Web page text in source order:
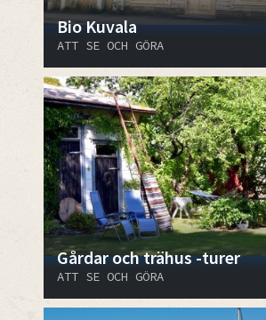
Bio Kuvala
ATT SE OCH GÖRA
Gårdar och trähus -turer
ATT SE OCH GÖRA